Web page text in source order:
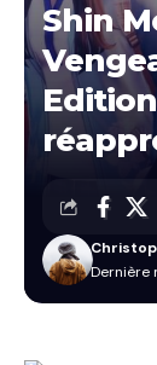
Shin
Dernière